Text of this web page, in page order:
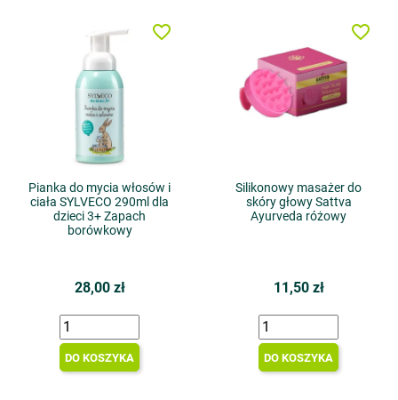
Pianka do mycia włosów i
ciała SYLVECO 290ml dla
dzieci 3+ Zapach
borówkowy
28,00 zł
DO KOSZYKA
favorite_border
Silikonowy masażer do
skóry głowy Sattva
Ayurveda różowy
11,50 zł
DO KOSZYKA
favorite_border